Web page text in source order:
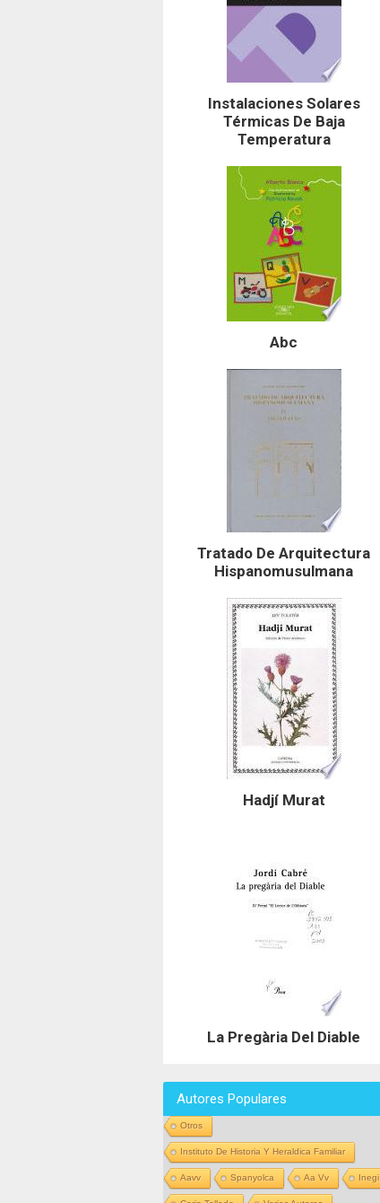
Instalaciones Solares
Térmicas De Baja
Temperatura
Abc
Tratado De Arquitectura
Hispanomusulmana
Hadjí Murat
La Pregària Del Diable
Autores Populares
Otros
Instituto De Historia Y Heraldica Familiar
Aavv Spanyolca Aa Vv Inegi